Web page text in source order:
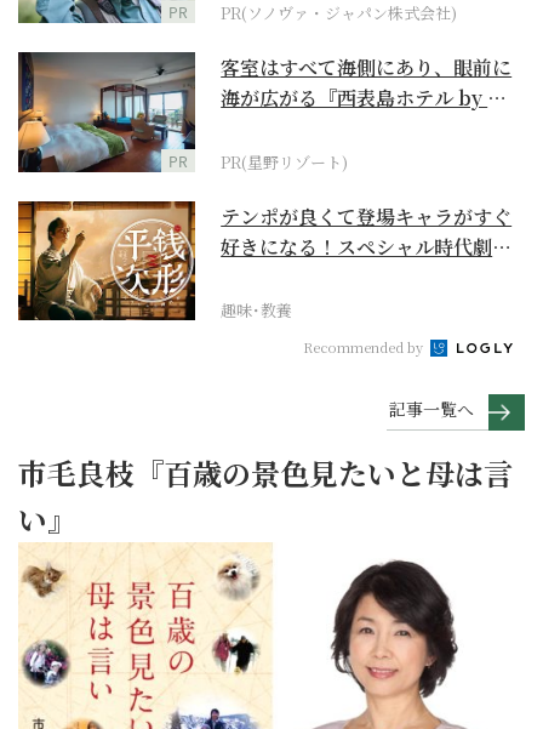
PR PR(ソノヴァ・ジャパン株式会社)
PR
客室はすべて海側にあり、眼前に
海が広がる『西表島ホテル by 星
PR(星野リゾート)
テンポが良くて登場キャラがすぐ
好きになる！スペシャル時代劇
趣味･教養
Recommended by
記事一覧へ
市毛良枝『百歳の景色見たいと母は言
い』